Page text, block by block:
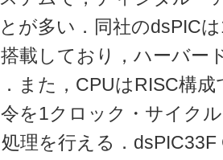
が多い．同社のdsPIC
載しており，ハーバー
また，CPUはRISC構
を1クロック・サイク
理を行える．